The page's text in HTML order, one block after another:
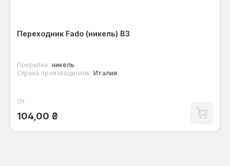
Переходник Fado (никель) ВЗ
Покрытие: никель
Страна производитель: Италия
Обычная цена:
От
104,00 ₴